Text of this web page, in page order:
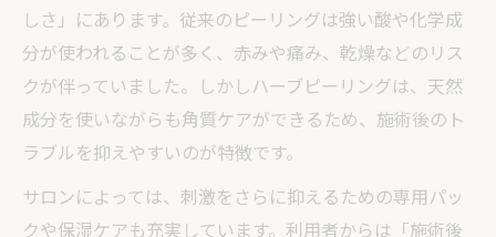
しさ」にあります。従来のピーリングは強い酸や化学成
分が使われることが多く、赤みや痛み、乾燥などのリス
クが伴っていました。しかしハーブピーリングは、天然
成分を使いながらも角質ケアができるため、施術後のト
ラブルを抑えやすいのが特徴です。
サロンによっては、刺激をさらに抑えるための専用パッ
クや保湿ケアも充実しています。利用者からは「施術後